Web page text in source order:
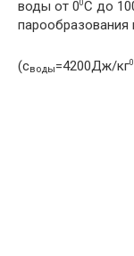
воды от 00С до
(своды=4200Дж/кг0